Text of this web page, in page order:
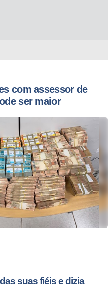
com assessor de
ser maior
suas fiéis e dizia